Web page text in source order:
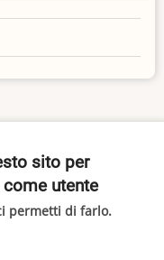
reserved.
sito per
utente
permetti di farlo.